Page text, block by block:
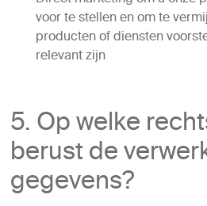
voor te stellen en om te
producten of diensten
relevant zijn
5. Op welke
berust de
gegevens?